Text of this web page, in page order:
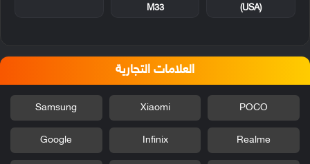
(USA)
M33
العلامات التجارية
POCO
Xiaomi
Samsung
Realme
Infinix
Google